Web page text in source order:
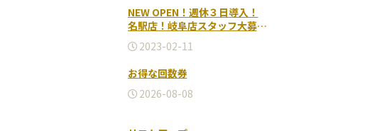
NEW OPEN！週休３日導入！
名駅店！岐阜店スタッフ大募集
♪2026.5-
2023-02-11
お得な回数券
2026-08-08